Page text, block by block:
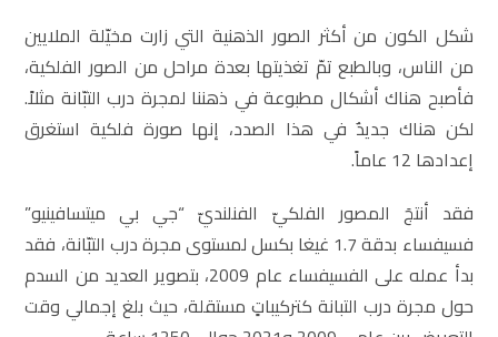
شكل الكون من أكثر الصور الذهنية التي زارت مخيّلة الملايين
من الناس، وبالطبع تمّ تغذيتها بعدة مراحل من الصور الفلكية،
فأصبح هناك أشكال مطبوعة في ذهننا لمجرة درب التبّانة مثلاً.
لكن هناك جديدٌ في هذا الصدد، إنها صورة فلكية استغرق
إعدادها 12 عاماً.
فقد أنتجَ المصور الفلكيّ الفنلنديّ “جي بي ميتسافينيو”
فسيفساء بدقة 1.7 غيغا بكسل لمستوى مجرة ​​درب التبّانة، فقد
بدأ عمله على الفسيفساء عام 2009، بتصوير العديد من السدم
حول مجرة ​​درب التبانة كتركيباتٍ مستقلة، حيث بلغ إجمالي وقت